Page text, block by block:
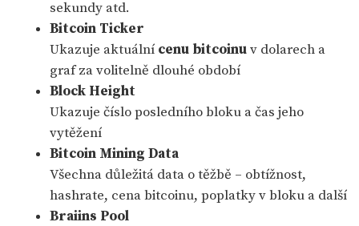
sekundy atd.
Bitcoin Ticker
Ukazuje aktuální cenu bitcoinuv dolarech a
graf za volitelně dlouhé období
Block Height
Ukazuje číslo posledního bloku a čas jeho
vytěžení
Bitcoin Mining Data
Všechna důležitá data o těžbě – obtížnost,
hashrate, cena bitcoinu, poplatky v bloku a další
Braiins Pool